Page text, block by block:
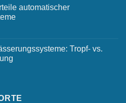
automatischer
Tropf- vs.